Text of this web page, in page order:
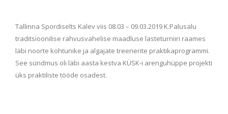
Tallinna Spordiselts Kalev viis 08.03 – 09.03.2019 K.Palusalu
traditsioonilise rahvusvahelise maadluse lasteturniiri raames
läbi noorte kohtunike ja algajate treenerite praktikaprogrammi.
See sündmus oli läbi aasta kestva KÜSK-i arenguhüppe projekti
üks praktiliste tööde osadest.